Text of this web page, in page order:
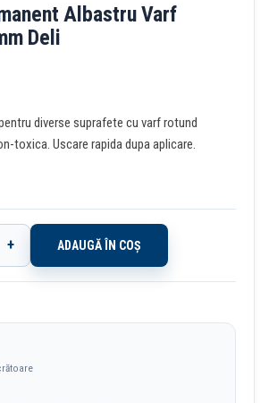
Albastru Varf
Deli
diverse suprafete cu varf rotund
toxica. Uscare rapida dupa aplicare.
+ ADAUGĂ ÎN COȘ